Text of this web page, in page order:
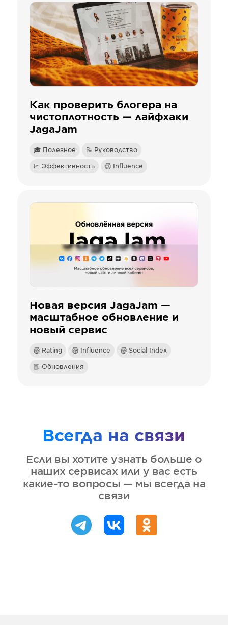
Как проверить блогера на
чистоплотность — лайфхаки
JagaJam
🎓 Полезное 📝 Руководство
📈 Эффективность Influence
Новая версия JagaJam —
масштабное обновление и
новый сервис
Rating Influence Social Index
Обновления
Всегда на связи
Если вы хотите узнать больше о
наших сервисах или у вас есть
какие-то вопросы — мы всегда на
связи